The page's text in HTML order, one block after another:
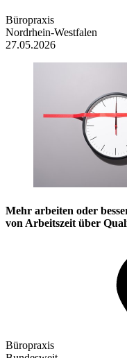
Büropraxis
Nordrhein-Westfalen
27.05.2026
Mehr arbeiten oder
von Arbeitszeit über
Büropraxis